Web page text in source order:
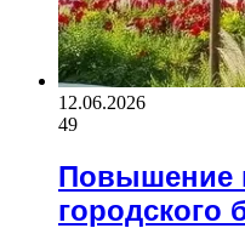
12.06.2026
49
Повышение
городского